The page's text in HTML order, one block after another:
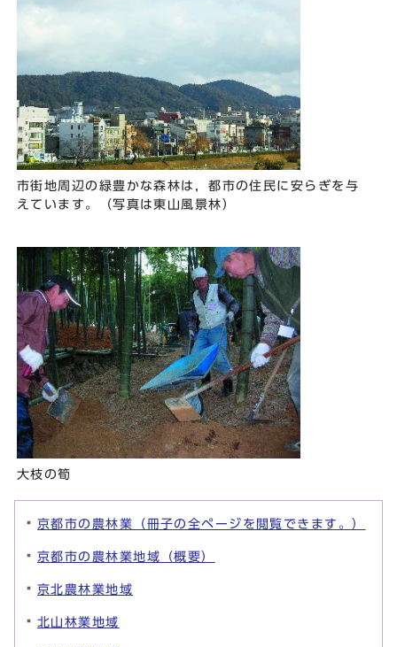
市街地周辺の緑豊かな森林は，都市の住民に安らぎを与
えています。（写真は東山風景林）
大枝の筍
京都市の農林業（冊子の全ページを閲覧できます。）
京都市の農林業地域（概要）
京北農林業地域
北山林業地域